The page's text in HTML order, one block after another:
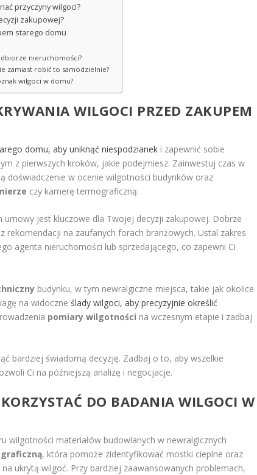
przyczyny wilgoci?
zakupowej?
starego domu
nieruchomości?
zamiast robić to samodzielnie?
wilgoci w domu?
WILGOCI PRZED ZAKUPEM
domu, aby uniknąć niespodzianek i zapewnić sobie
z pierwszych kroków, jakie podejmiesz. Zainwestuj czas w
doświadczenie w ocenie wilgotności budynków oraz
czy kamerę termograficzną.
umowy jest kluczowe dla Twojej decyzji zakupowej. Dobrze
rekomendacji na zaufanych forach branżowych. Ustal zakres
agenta nieruchomości lub sprzedającego, co zapewni Ci
budynku, w tym newralgiczne miejsca, takie jak okolice
na widoczneślady wilgoci, aby precyzyjnie określić
pomiary wilgotności na wczesnym etapie i zadbaj
bardziej świadomą decyzję. Zadbaj o to, aby wszelkie
Ci na późniejszą analizę i negocjacje.
DO BADANIA WILGOCI W
wilgotności materiałów budowlanych w newralgicznych
, która pomoże zidentyfikować mostki cieplne oraz
ukrytą wilgoć. Przy bardziej zaawansowanych problemach,